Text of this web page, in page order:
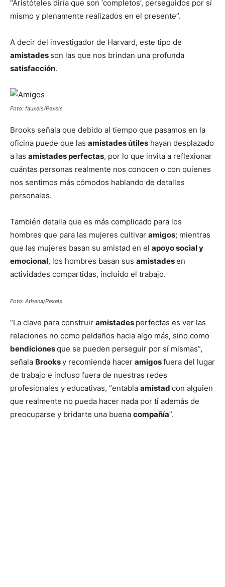
“Aristóteles diría que son ‘completos’, perseguidos por sí
mismo y plenamente realizados en el presente”.
A decir del investigador de Harvard, este tipo de
amistades son las que nos brindan una profunda
satisfacción.
Foto: fauxels/Pexels
Brooks señala que debido al tiempo que pasamos en la
oficina puede que las amistades útiles hayan desplazado
a las amistades perfectas, por lo que invita a reflexionar
cuántas personas realmente nos conocen o con quienes
nos sentimos más cómodos hablando de detalles
personales.
También detalla que es más complicado para los
hombres que para las mujeres cultivar amigos; mientras
que las mujeres basan su amistad en el apoyo social y
emocional, los hombres basan sus amistadesen
actividades compartidas, incluido el trabajo.
Foto: Athena/Pexels
“La clave para construir amistades perfectas es ver las
relaciones no como peldaños hacia algo más, sino como
bendicionesque se pueden perseguir por sí mismas”,
señala Brooksy recomienda hacer amigosfuera del lugar
de trabajo e incluso fuera de nuestras redes
profesionales y educativas, “entabla amistad con alguien
que realmente no pueda hacer nada por ti además de
preocuparse y bridarte una buena compañía”.